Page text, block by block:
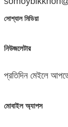
সোশ্যাল মিডিয়া
নিউজলেটার
প্রতিদিন মেইলে
মোবাইল অ্যাপস